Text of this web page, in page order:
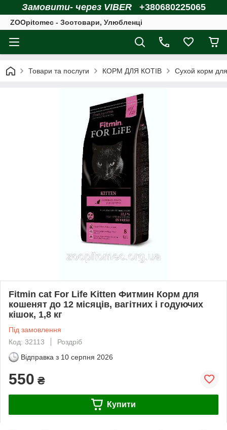
Замовити- через VIBER +380680225065
ZOOpitomec - Зоотовари, Улюбленці
Товари та послуги КОРМ ДЛЯ КОТІВ Сухой корм
Fitmin cat For Life Kitten Фитмин Корм для
кошенят до 12 місяців, вагітних і годуючих
кішок, 1,8 кг
Під замовлення
Код: 32113
Роздріб
Відправка з 10 серпня 2026
550 ₴
Купити